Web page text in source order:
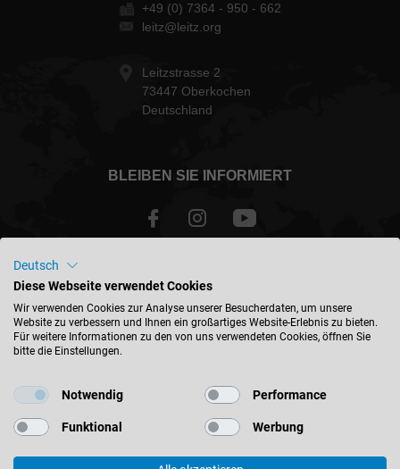
+49 (0) 7364 - 950 - 662
leitz@leitz.org
Leitzstrasse 2
73447 Oberkochen
Deutschland
BLEIBEN SIE INFORMIERT
STANDORT FINDEN
Kontakt Datenschutz
Deutsch
Diese Webseite verwendet Cookies
Wir verwenden Cookies zur Analyse unserer Besucherdaten, um unsere
Website zu verbessern und Ihnen ein großartiges Website-Erlebnis zu bieten.
Für weitere Informationen zu den von uns verwendeten Cookies, öffnen Sie
bitte die Einstellungen.
Notwendig Performance
Funktional Werbung